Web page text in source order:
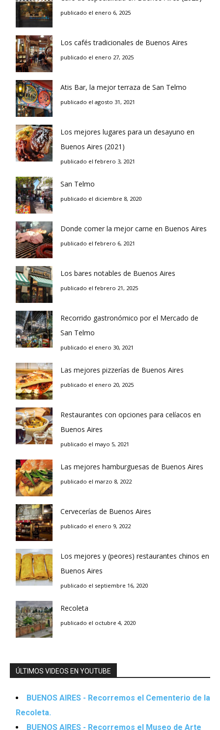
publicado el enero 6, 2025
Los cafés tradicionales de Buenos Aires
publicado el enero 27, 2025
Atis Bar, la mejor terraza de San Telmo
publicado el agosto 31, 2021
Los mejores lugares para un desayuno en
Buenos Aires (2021)
publicado el febrero 3, 2021
San Telmo
publicado el diciembre 8, 2020
Donde comer la mejor carne en Buenos Aires
publicado el febrero 6, 2021
Los bares notables de Buenos Aires
publicado el febrero 21, 2025
Recorrido gastronómico por el Mercado de
San Telmo
publicado el enero 30, 2021
Las mejores pizzerías de Buenos Aires
publicado el enero 20, 2025
Restaurantes con opciones para celíacos en
Buenos Aires
publicado el mayo 5, 2021
Las mejores hamburguesas de Buenos Aires
publicado el marzo 8, 2022
Cervecerías de Buenos Aires
publicado el enero 9, 2022
Los mejores y (peores) restaurantes chinos en
Buenos Aires
publicado el septiembre 16, 2020
Recoleta
publicado el octubre 4, 2020
ÚLTIMOS VIDEOS EN YOUTUBE
BUENOS AIRES - Recorremos el Cementerio de la
Recoleta.
BUENOS AIRES - Recorremos el Museo de Arte